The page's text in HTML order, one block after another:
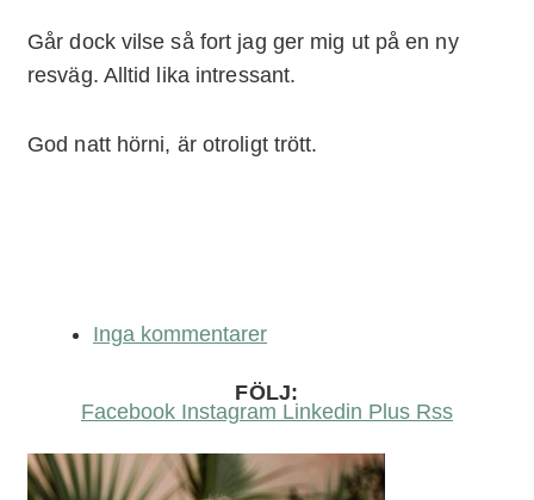
Går dock vilse så fort jag ger mig ut på en ny
resväg. Alltid lika intressant.
God natt hörni, är otroligt trött.
Inga kommentarer
FÖLJ:
Facebook Instagram Linkedin Plus Rss